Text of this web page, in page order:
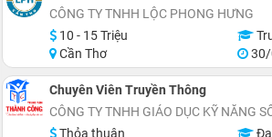
CÔNG TY TNHH LỘC PHONG HƯNG
10 - 15 Triệu
Cần Thơ
30/
Chuyên Viên Truyền Thông
CÔNG TY TNHH GIÁO DỤC KỸ NĂNG
Thỏa thuận